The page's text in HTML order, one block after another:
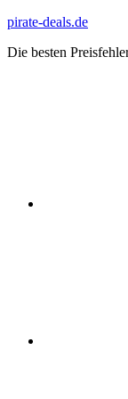
Zum
springen
pirate-deals.de
Die besten